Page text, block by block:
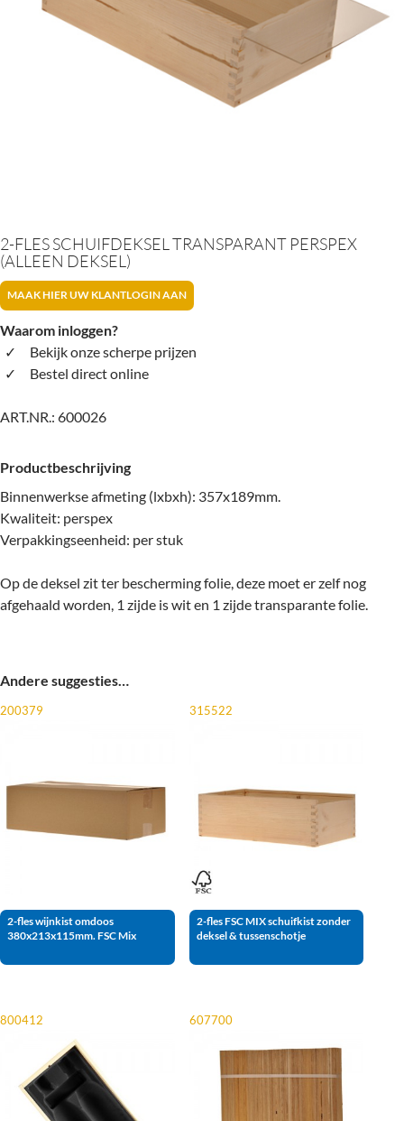
2-FLES SCHUIFDEKSEL TRANSPARANT PERSPEX
(ALLEEN DEKSEL)
MAAK HIER UW KLANTLOGIN AAN
Waarom inloggen?
Bekijk onze scherpe prijzen
Bestel direct online
ART.NR.: 600026
Productbeschrijving
Binnenwerkse afmeting (lxbxh): 357x189mm.
Kwaliteit: perspex
Verpakkingseenheid: per stuk
Op de deksel zit ter bescherming folie, deze moet er zelf nog
afgehaald worden, 1 zijde is wit en 1 zijde transparante folie.
Andere suggesties…
200379
2-fles wijnkist omdoos
380x213x115mm. FSC Mix
315522
2-fles FSC MIX schuifkist zonder
deksel & tussenschotje
800412 607700